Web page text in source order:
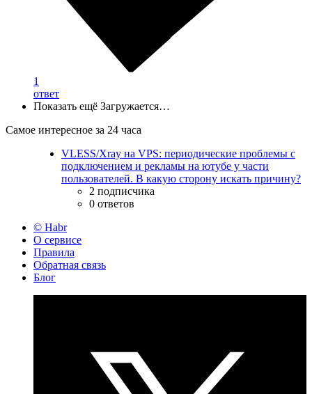
1
ответ
Показать ещё Загружается…
Самое интересное за 24 часа
VLESS/Xray на VPS: периодические проблемы с
подключением и рекламы на ютубе у части
пользователей. В какую сторону искать причину?
2 подписчика
0 ответов
© Habr
О сервисе
Правила
Обратная связь
Блог